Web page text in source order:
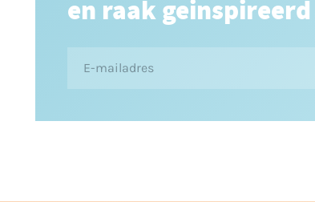
en raak geinspireerd